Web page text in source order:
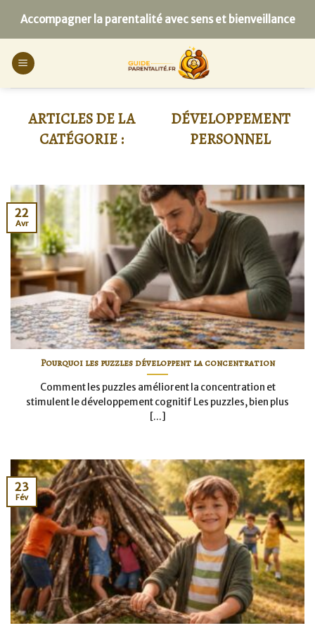
content
Accompagner la parentalité avec sens et bienveillance
DÉVELOPPEMENT
PERSONNEL
Pourquoi les puzzles développent la concentration
Comment les puzzles améliorent la concentration et
stimulent le développement cognitif Les puzzles, bien plus
[...]
22
Avr
23
Fév